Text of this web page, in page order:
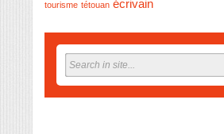
tourisme tétouan écrivain